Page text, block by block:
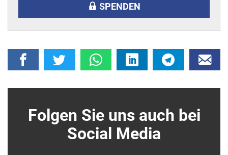
SPENDEN
Folgen Sie uns auch bei
Social Media